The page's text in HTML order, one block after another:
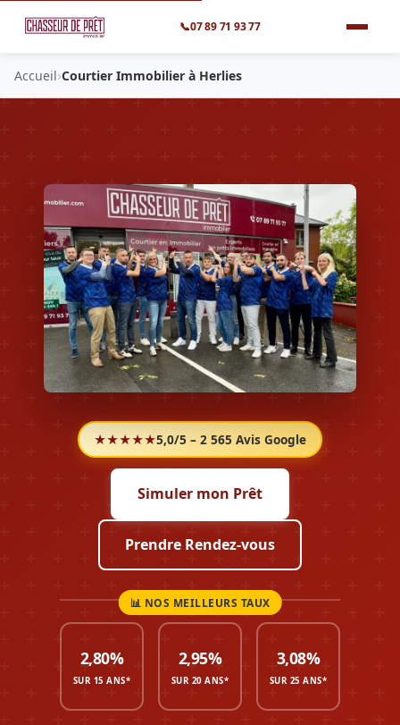
📞07 89 71 93 77
Accueil›Courtier Immobilier à Herlies
★★★★★5,0/5 – 2 565 Avis Google
Simuler mon Prêt
Prendre Rendez-vous
2,80%
SUR 15 ANS*
2,95%
SUR 20 ANS*
3,08%
SUR 25 ANS*